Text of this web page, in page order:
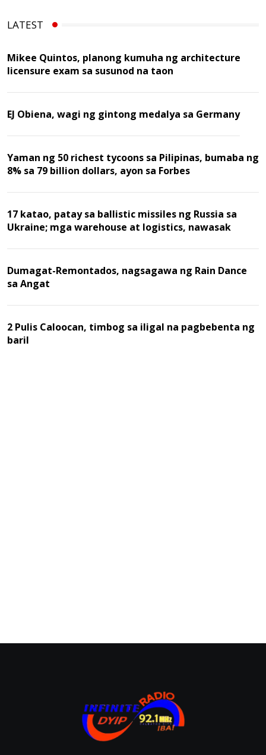
LATEST
Mikee Quintos, planong kumuha ng architecture
licensure exam sa susunod na taon
EJ Obiena, wagi ng gintong medalya sa Germany
Yaman ng 50 richest tycoons sa Pilipinas, bumaba ng
8% sa 79 billion dollars, ayon sa Forbes
17 katao, patay sa ballistic missiles ng Russia sa
Ukraine; mga warehouse at logistics, nawasak
Dumagat-Remontados, nagsagawa ng Rain Dance
sa Angat
2 Pulis Caloocan, timbog sa iligal na pagbebenta ng
baril